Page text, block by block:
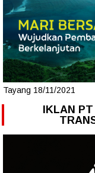
Tayang 18/11/2021
IKLAN PT